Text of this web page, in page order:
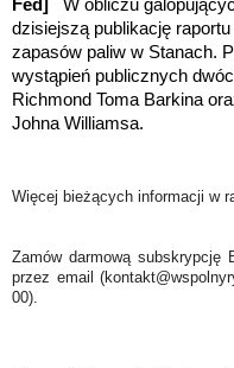
Fed] W obliczu
dzisiejszą publikację
zapasów paliw w Stanach.
wystąpień publicznych
Richmond Toma Barkina
Johna Williamsa.
Więcej bieżących informacji w
Zamów darmową
przez email
00).